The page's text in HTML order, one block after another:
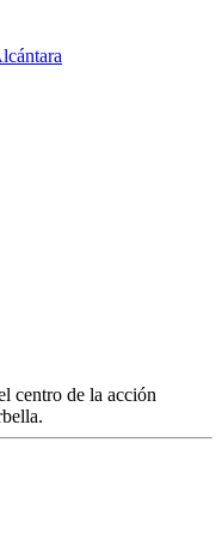
centro de la acción